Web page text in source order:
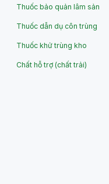
Thuốc bảo quản lâm sản
Thuốc dẫn dụ côn trùng
Thuốc khử trùng kho
Chất hỗ trợ (chất trải)